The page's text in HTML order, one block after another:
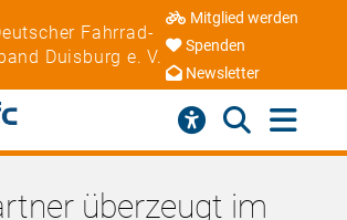
Fahrrad-
Duisburg e. V.
Mitglied werden
Spenden
Newsletter
überzeugt im